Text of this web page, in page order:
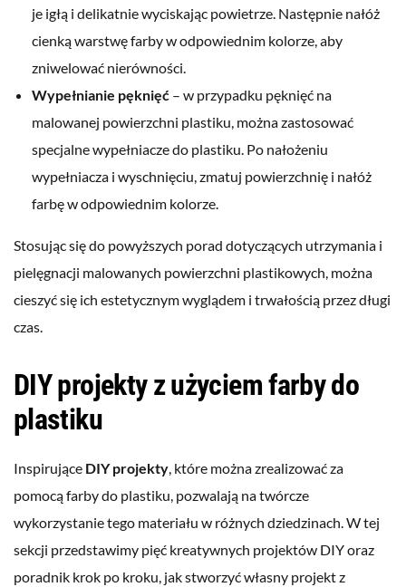
je igłą i delikatnie wyciskając powietrze. Następnie nałóż
cienką warstwę farby w odpowiednim kolorze, aby
zniwelować nierówności.
Wypełnianie pęknięć – w przypadku pęknięć na
malowanej powierzchni plastiku, można zastosować
specjalne wypełniacze do plastiku. Po nałożeniu
wypełniacza i wyschnięciu, zmatuj powierzchnię i nałóż
farbę w odpowiednim kolorze.
Stosując się do powyższych porad dotyczących utrzymania i
pielęgnacji malowanych powierzchni plastikowych, można
cieszyć się ich estetycznym wyglądem i trwałością przez długi
czas.
DIY projekty z użyciem farby do
plastiku
Inspirujące DIY projekty, które można zrealizować za
pomocą farby do plastiku, pozwalają na twórcze
wykorzystanie tego materiału w różnych dziedzinach. W tej
sekcji przedstawimy pięć kreatywnych projektów DIY oraz
poradnik krok po kroku, jak stworzyć własny projekt z